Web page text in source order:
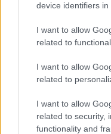
device identifiers in
I want to allow
related to
I want to allow
related to
I want to allow
related to security,
functionality and